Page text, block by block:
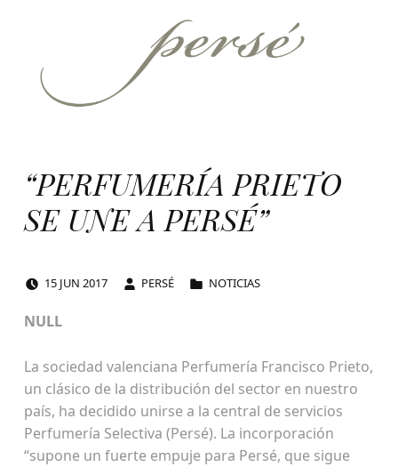
“PERFUMERÍA PRIETO
SE UNE A PERSÉ”
15 JUN 2017 PERSÉ NOTICIAS
NULL
La sociedad valenciana Perfumería Francisco Prieto,
un clásico de la distribución del sector en nuestro
país, ha decidido unirse a la central de servicios
Perfumería Selectiva (Persé). La incorporación
“supone un fuerte empuje para Persé, que sigue